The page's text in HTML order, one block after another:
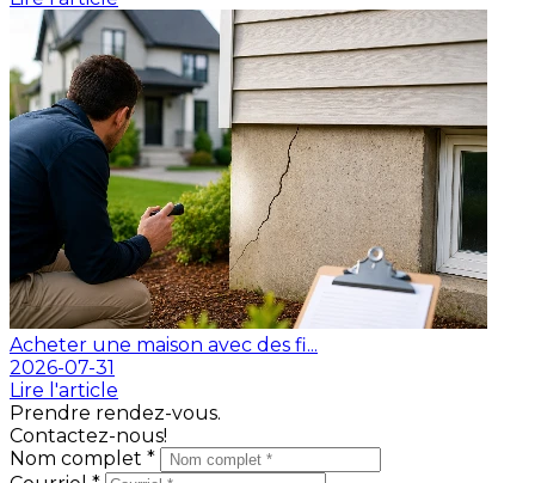
Acheter une maison avec des fi...
2026-07-31
Lire l'article
Prendre rendez-vous.
Contactez-nous!
Nom complet *